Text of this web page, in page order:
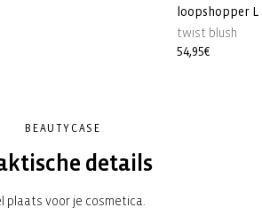
loopshopper L
twist blush
Normale
54,95€
BEAUTYCASE
details
plaats voor je cosmetica.